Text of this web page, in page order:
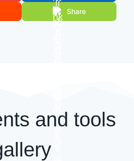
Share
and tools